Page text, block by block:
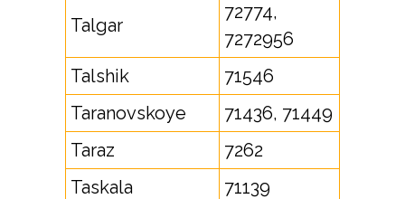
Talgar
72774,
7272956
Talshik
71546
Taranovskoye
71436, 71449
Taraz
7262
Taskala
71139